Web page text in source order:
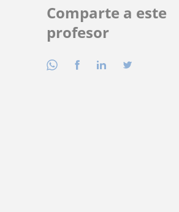
Comparte a este
profesor